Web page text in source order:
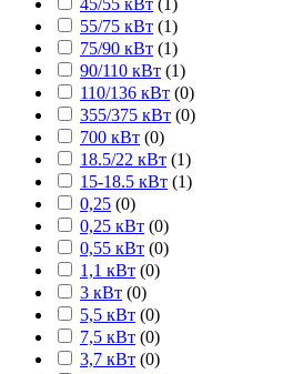
45/55 кВт (
)
55/75 кВт (1)
75/90 кВт (1)
90/110 кВт (1)
110/136 кВт (0)
355/375 кВт (0)
700 кВт (0)
18.5/22 кВт (1)
15-18.5 кВт (1)
0,25 (0)
0,25 кВт (0)
0,55 кВт (0)
1,1 кВт (0)
3 кВт (0)
5,5 кВт (0)
7,5 кВт (0)
3,7 кВт (0)